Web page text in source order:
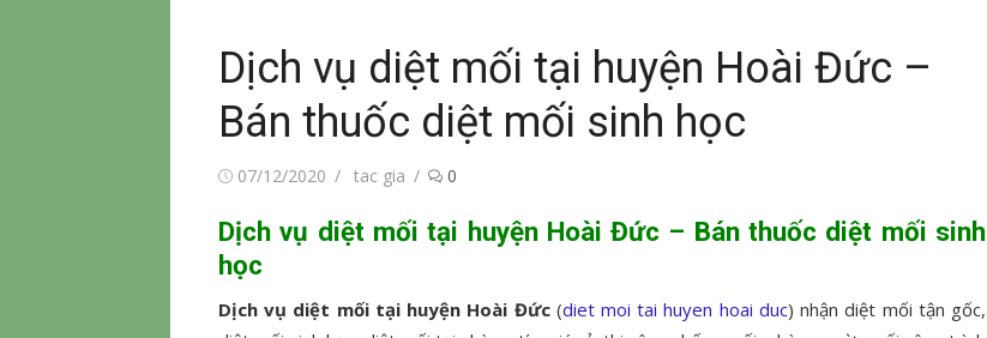
Dịch vụ diệt mối tại huyện Hoài Đức –
Bán thuốc diệt mối sinh học
Đăng07/12/2020
Tác
tac gia 0
Dịch vụ diệt mối tại huyện Hoài Đức – Bán thuốc diệt mối sinh
học
Dịch vụ diệt mối tại huyện Hoài Đức (diet moi tai huyen hoai duc) nhận diệt mối tận gốc,